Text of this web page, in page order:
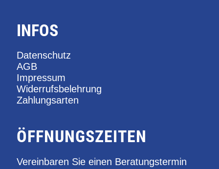
INFOS
Datenschutz
AGB
Impressum
Widerrufsbelehrung
Zahlungsarten
ÖFFNUNGSZEITEN
Vereinbaren Sie einen Beratungstermin